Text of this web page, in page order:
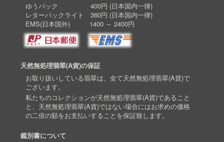
ゆうパック 400円 (日本国内一律)
レターパックライト 360円 (日本国内一律)
EMS(日本国外) 1400 ～ 2400円
天然無処理翡翠(A貨)の保証
お取り扱いしている翡翠は、全て天然無処理翡翠(A貨)で
ございます。
私たちのコレクションが天然無処理翡翠(A貨)であること
と、天然無処理翡翠(A貨)ではない場合にはお求めの価格
の二倍の額をお支払いすることを保証致します。
鑑別書について